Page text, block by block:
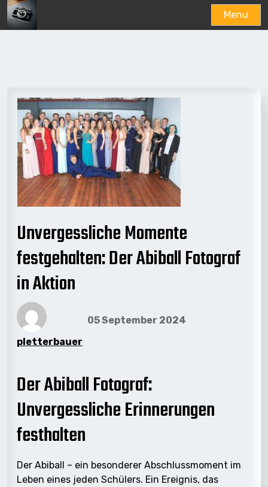
Menu
Unvergessliche Momente
festgehalten: Der Abiball Fotograf
in Aktion
pletterbauer
05 September 2024
Der Abiball Fotograf:
Unvergessliche Erinnerungen
festhalten
Der Abiball – ein besonderer Abschlussmoment im
Leben eines jeden Schülers. Ein Ereignis, das